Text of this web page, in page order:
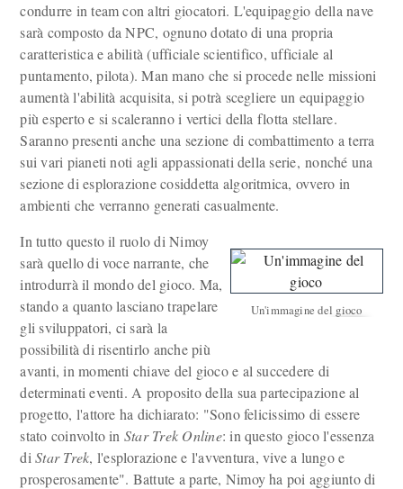
condurre in team con altri giocatori. L'equipaggio della nave
sarà composto da NPC, ognuno dotato di una propria
caratteristica e abilità (ufficiale scientifico, ufficiale al
puntamento, pilota). Man mano che si procede nelle missioni
aumentà l'abilità acquisita, si potrà scegliere un equipaggio
più esperto e si scaleranno i vertici della flotta stellare.
Saranno presenti anche una sezione di combattimento a terra
sui vari pianeti noti agli appassionati della serie, nonché una
sezione di esplorazione cosiddetta algoritmica, ovvero in
ambienti che verranno generati casualmente.
Un'immagine del gioco
In tutto questo il ruolo di Nimoy
sarà quello di voce narrante, che
introdurrà il mondo del gioco. Ma,
stando a quanto lasciano trapelare
gli sviluppatori, ci sarà la
possibilità di risentirlo anche più
avanti, in momenti chiave del gioco e al succedere di
determinati eventi. A proposito della sua partecipazione al
progetto, l'attore ha dichiarato: "Sono felicissimo di essere
stato coinvolto in Star Trek Online: in questo gioco l'essenza
diStar Trek, l'esplorazione e l'avventura, vive a lungo e
prosperosamente". Battute a parte, Nimoy ha poi aggiunto di